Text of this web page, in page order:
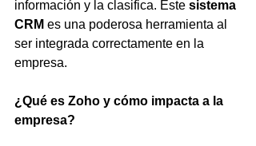
información y la clasifica. Este sistema
CRM es una poderosa herramienta al
ser integrada correctamente en la
empresa.
¿Qué es Zoho y cómo impacta a la
empresa?